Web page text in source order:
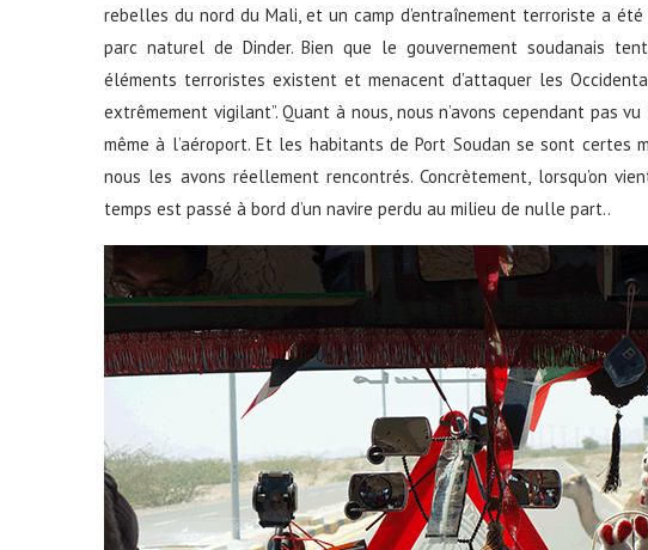
rebelles du nord du Mali, et un camp d’entraînement terroriste a
parc naturel de Dinder. Bien que le gouvernement soudanais
éléments terroristes existent et menacent d’attaquer les
extrêmement vigilant”. Quant à nous, nous n’avons cependant pas
même à l’aéroport. Et les habitants de Port Soudan se sont certes
nous les avons réellement rencontrés. Concrètement, lorsqu’on
temps est passé à bord d’un navire perdu au milieu de nulle part..